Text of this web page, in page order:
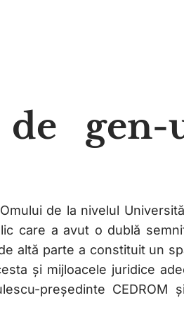
de la nivelul
care a avut o dublă
altă parte a constituit un
și mijloacele juridice
președinte CEDROM